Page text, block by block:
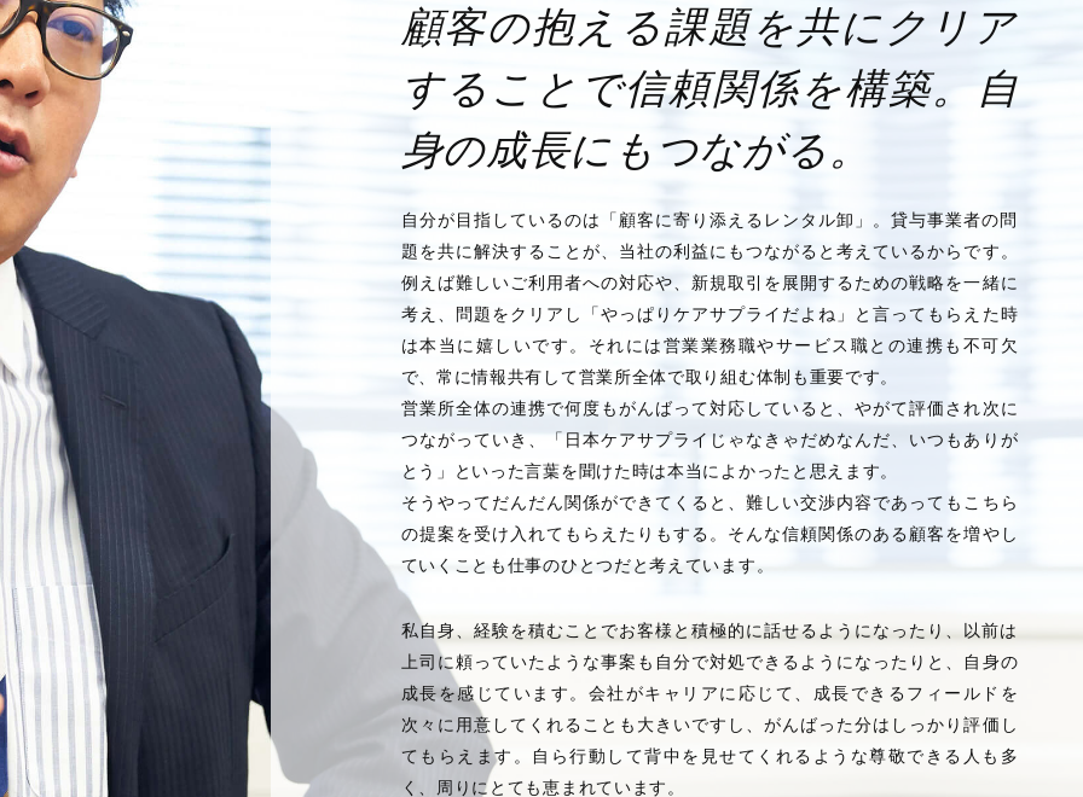
顧客の抱える課題を共にクリア
することで信頼関係を構築。自
身の成長にもつながる。
自分が目指しているのは「顧客に寄り添えるレンタル卸」。貸与事業者の問
題を共に解決することが、当社の利益にもつながると考えているからです。
例えば難しいご利用者への対応や、新規取引を展開するための戦略を一緒に
考え、問題をクリアし「やっぱりケアサプライだよね」と言ってもらえた時
は本当に嬉しいです。それには営業業務職やサービス職との連携も不可欠
で、常に情報共有して営業所全体で取り組む体制も重要です。
営業所全体の連携で何度もがんばって対応していると、やがて評価され次に
つながっていき、「日本ケアサプライじゃなきゃだめなんだ、いつもありが
とう」といった言葉を聞けた時は本当によかったと思えます。
そうやってだんだん関係ができてくると、難しい交渉内容であってもこちら
の提案を受け入れてもらえたりもする。そんな信頼関係のある顧客を増やし
ていくことも仕事のひとつだと考えています。
私自身、経験を積むことでお客様と積極的に話せるようになったり、以前は
上司に頼っていたような事案も自分で対処できるようになったりと、自身の
成長を感じています。会社がキャリアに応じて、成長できるフィールドを
次々に用意してくれることも大きいですし、がんばった分はしっかり評価し
てもらえます。自ら行動して背中を見せてくれるような尊敬できる人も多
く、周りにとても恵まれています。